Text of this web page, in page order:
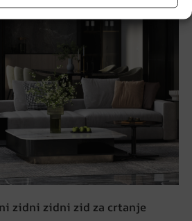
zidni zidni zid za crtanje